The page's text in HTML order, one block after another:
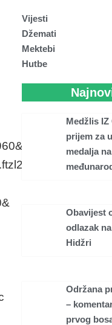
Vijesti
Džemati
Mektebi
Hutbe
Medžlis
prijem za
medalja
Obavijest
odlazak
Hidžri
Održana
–
prvog